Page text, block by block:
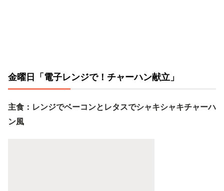
金曜日「電子レンジで！チャーハン献立」
主食：レンジでベーコンとレタスでシャキシャキチャーハ
ン風